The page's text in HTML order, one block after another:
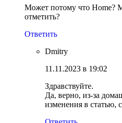
Может потому что Home?
отметить?
Ответить
Dmitry
11.11.2023 в 19:02
Здравствуйте.
Да, верно, из-за
изменения в статью,